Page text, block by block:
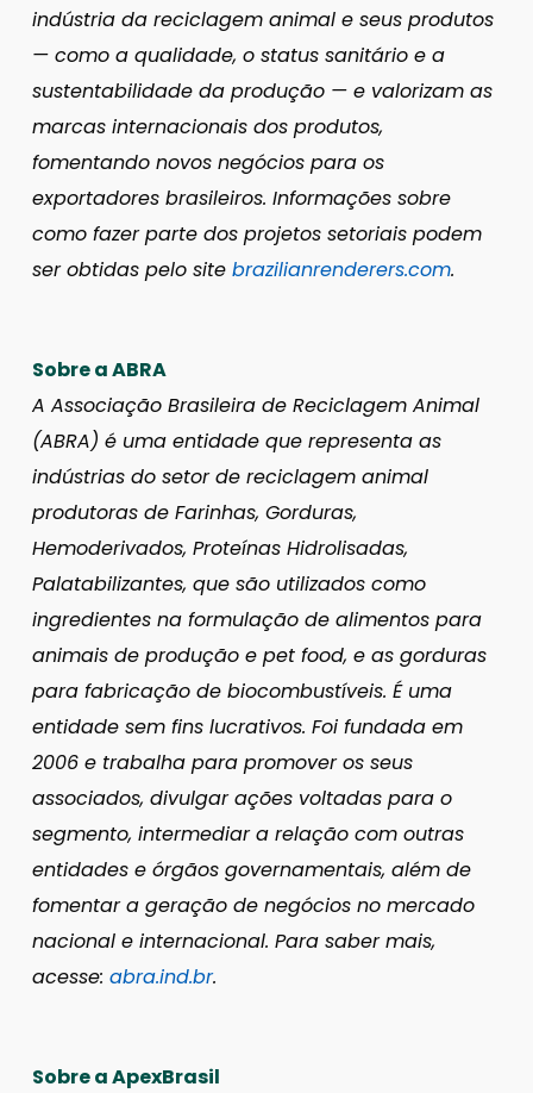
indústria da reciclagem animal e seus produtos
— como a qualidade, o status sanitário e a
sustentabilidade da produção — e valorizam as
marcas internacionais dos produtos,
fomentando novos negócios para os
exportadores brasileiros. Informações sobre
como fazer parte dos projetos setoriais podem
ser obtidas pelo site brazilianrenderers.com.
Sobre a ABRA
A Associação Brasileira de Reciclagem Animal
(ABRA) é uma entidade que representa as
indústrias do setor de reciclagem animal
produtoras de Farinhas, Gorduras,
Hemoderivados, Proteínas Hidrolisadas,
Palatabilizantes, que são utilizados como
ingredientes na formulação de alimentos para
animais de produção e pet food, e as gorduras
para fabricação de biocombustíveis. É uma
entidade sem fins lucrativos. Foi fundada em
2006 e trabalha para promover os seus
associados, divulgar ações voltadas para o
segmento, intermediar a relação com outras
entidades e órgãos governamentais, além de
fomentar a geração de negócios no mercado
nacional e internacional. Para saber mais,
acesse: abra.ind.br.
Sobre a ApexBrasil